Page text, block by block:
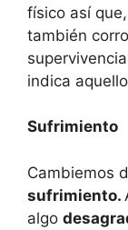
físico así
también
indica
Sufrimiento
Cambiemos
sufrimiento.
algo